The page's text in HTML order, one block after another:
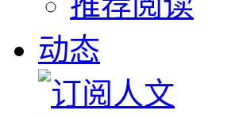
动态